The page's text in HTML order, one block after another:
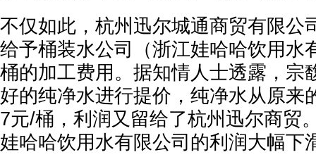
不仅如此，杭州迅尔城通商贸有限公
给予桶装水公司（浙江娃哈哈饮用水
桶的加工费用。据知情人士透露，宗
好的纯净水进行提价，纯净水从原来
7元/桶，利润又留给了杭州迅尔商贸
娃哈哈饮用水有限公司的利润大幅下